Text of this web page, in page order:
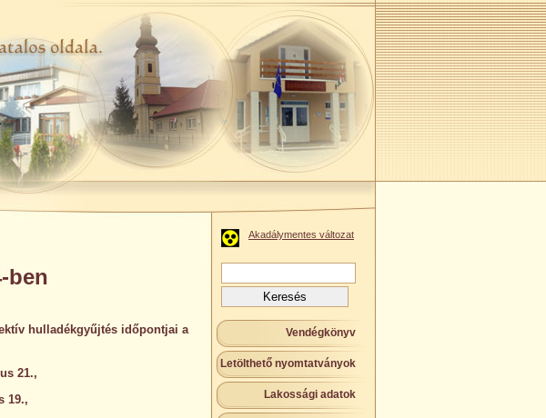
ben
hulladékgyűjtés időpontjai a
21.,
19.,
Akadálymentes változat
Vendégkönyv
Letölthető nyomtatványok
Lakossági adatok